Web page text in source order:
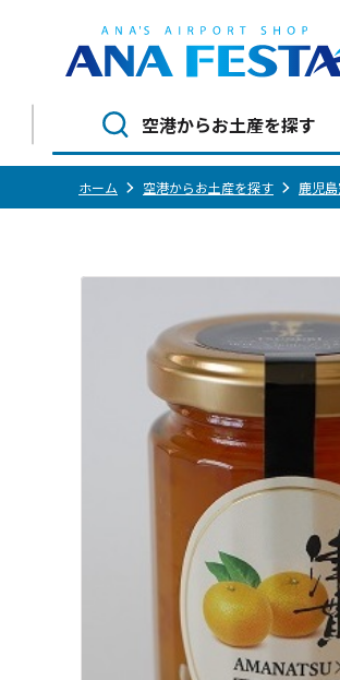
空港からお土産を探す
ホーム 空港からお土産を探す 鹿児